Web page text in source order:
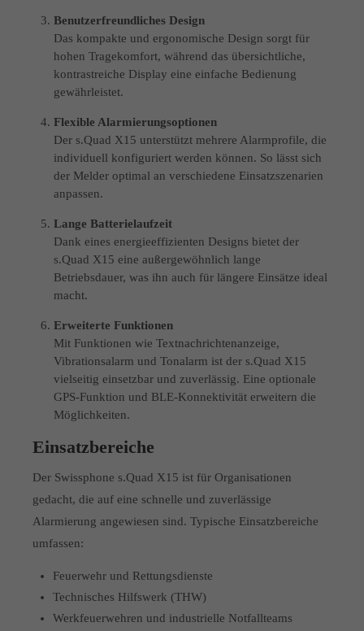
Benutzerfreundliches Design
Das kompakte und ergonomische Design sorgt für
hohen Tragekomfort, während das übersichtliche,
kontrastreiche Display eine einfache Bedienung
gewährleistet.
Flexible Alarmierungsoptionen
Der s.Quad X15 unterstützt mehrere Alarmprofile, die
individuell konfiguriert werden können. So lässt sich
der Melder optimal an verschiedene Einsatzszenarien
anpassen.
Lange Batterielaufzeit
Dank eines energieeffizienten Designs bietet der
s.Quad X15 eine außergewöhnlich lange
Betriebsdauer, was ihn auch für längere Einsätze ideal
macht.
Erweiterte Funktionen
Mit Funktionen wie Textnachrichtenanzeige,
Vibrationsalarm und Tonalarm ist der s.Quad X15
vielseitig einsetzbar und zuverlässig. Eine optionale
GPS-Funktion und BLE-Konnektivität erweitern die
Möglichkeiten.
Einsatzbereiche
Der Swissphone s.Quad X15 ist für Organisationen
gedacht, die auf eine schnelle und zuverlässige
Alarmierung angewiesen sind. Typische Einsatzbereiche
umfassen:
Feuerwehr und Rettungsdienste
Technisches Hilfswerk (THW)
Werkfeuerwehren und industrielle Notfallteams